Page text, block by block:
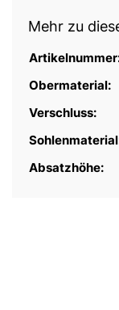
Mehr zu
Obermaterial:
Verschluss:
Absatzhöhe: